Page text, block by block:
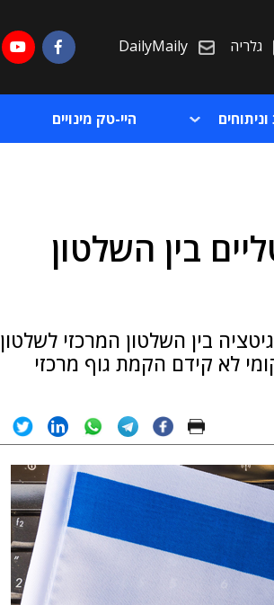
גלריה DailyMaily
היי-טק מינויים
בין השלטון
בין השלטון המרכזי לשלטון
לא קידם הקמת גוף מרכזי